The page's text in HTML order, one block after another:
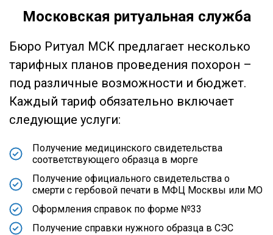
Московская ритуальная служба
Бюро Ритуал МСК предлагает несколько
тарифных планов проведения похорон –
под различные возможности и бюджет.
Каждый тариф обязательно включает
следующие услуги:
Получение медицинского свидетельства
соответствующего образца в морге
Получение официального свидетельства о
смерти с гербовой печати в МФЦ Москвы или МО
Оформления справок по форме №33
Получение справки нужного образца в СЭС